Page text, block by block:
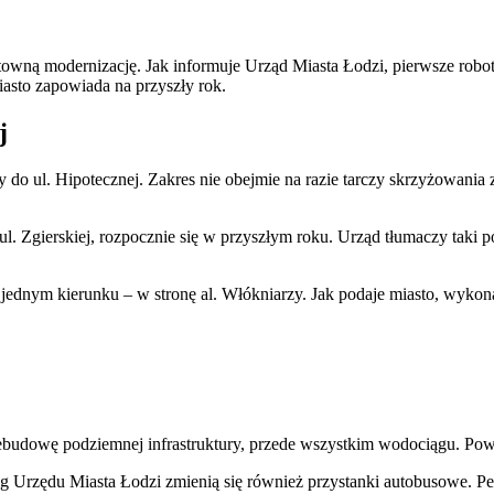
modernizację. Jak informuje Urząd Miasta Łodzi, pierwsze
zapowiada na przyszły rok.
ul. Hipotecznej. Zakres nie obejmie na razie tarczy
Zgierskiej, rozpocznie się w przyszłym roku. Urząd tłumaczy taki
kierunku – w stronę al. Włókniarzy. Jak podaje miasto,
podziemnej infrastruktury, przede wszystkim wodociągu.
Miasta Łodzi zmienią się również przystanki autobusowe.